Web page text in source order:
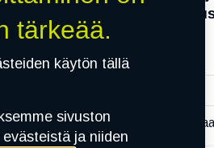
asennuksen, pääset
tärkeää.
käytön tällä
sivuston
ja niiden